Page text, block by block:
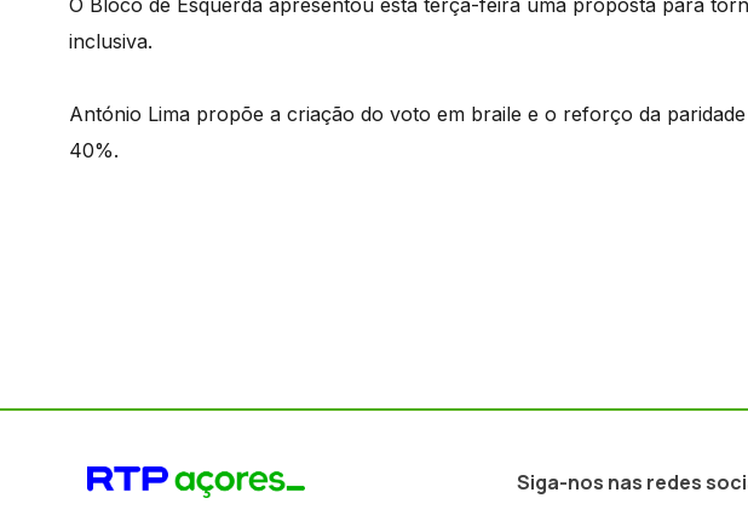
inclusiva.
António Lima propõe a criação do voto em braile e o reforço da
40%.
Siga-nos nas redes